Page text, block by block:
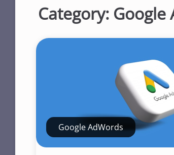
Category: Google
Google AdWords